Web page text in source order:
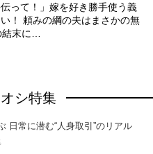
伝って！」嫁を好き勝手使う義
！ 頼みの綱の夫はまさかの無
末に…
シ特集
日常に潜む“人身取引”のリアル